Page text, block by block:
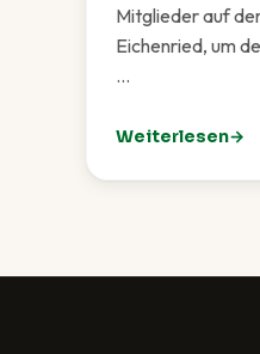
Mitglieder auf
Eichenried, um
…
Weiterlesen
: Golf-